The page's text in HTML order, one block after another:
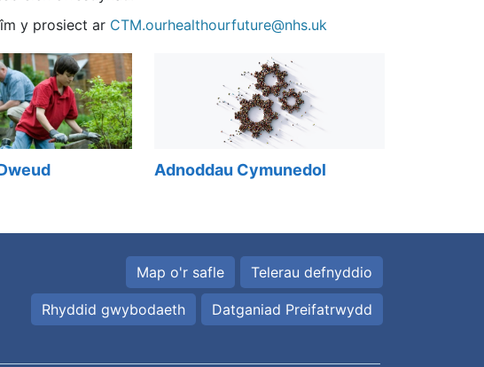
y prosiect ar CTM.ourhealthourfuture@nhs.uk
Adnoddau Cymunedol
Map o'r safle Telerau defnyddio
Rhyddid gwybodaeth Datganiad Preifatrwydd